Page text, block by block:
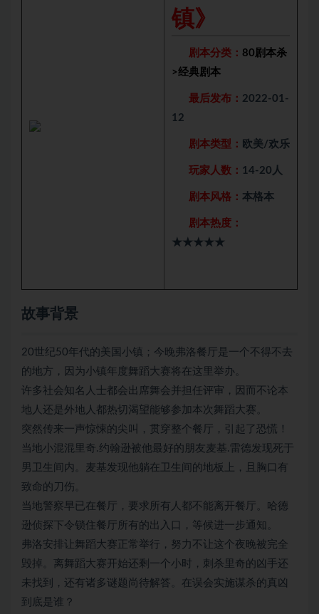
镇》
剧本分类： 80剧本杀
>经典剧本
最后发布： 2022-01-
12
剧本类型： 欧美/欢乐
玩家人数： 14-20人
剧本风格： 本格本
剧本热度：
★★★★★
故事背景
20世纪50年代的美国小镇；今晚弗洛餐厅是一个不得不去
的地方，因为小镇年度舞蹈大赛将在这里举办。
许多社会知名人士都会出席舞会并担任评审，因而不论本
地人还是外地人都热切渴望能够参加本次舞蹈大赛。
突然传来一声惊悚的尖叫，贯穿整个餐厅，引起了恐慌！
当地小混混里奇.约翰逊被他最好的朋友麦基.雷德发现死于
男卫生间内。麦基发现他躺在卫生间的地板上，且胸口有
致命的刀伤。
当地警察早已在餐厅，要求所有人都不能离开餐厅。哈德
逊侦探下令锁住餐厅所有的出入口，等候进一步通知。
弗洛安排让舞蹈大赛正常举行，努力不让这个夜晚被完全
毁掉。离舞蹈大赛开始还剩一个小时，刺杀里奇的凶手还
未找到，还有诸多谜题尚待解答。在误会实施谋杀的真凶
到底是谁？